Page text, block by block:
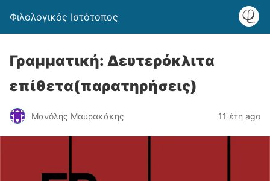
Φιλολογικός Ιστότοπος
Γραμματική: Δευτερόκλιτα
επίθετα(παρατηρήσεις)
Μανόλης Μαυρακάκης 11 έτη ago